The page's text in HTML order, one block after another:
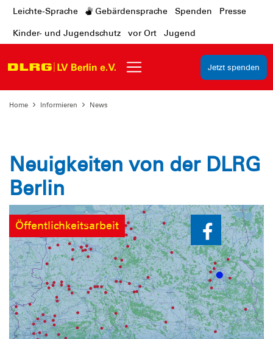
Leichte-Sprache Gebärdensprache Spenden Presse
Kinder- und Jugendschutz vor Ort Jugend
Jetzt spenden
Home Informieren News
Neuigkeiten von der DLRG
Berlin
Öffentlichkeitsarbeit